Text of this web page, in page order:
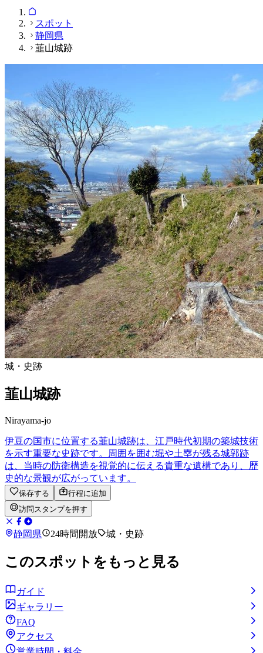
スポット
静岡県
韮山城跡
城・史跡
韮山城跡
Nirayama-jo
伊豆の国市に位置する韮山城跡は、江戸時代初期の築城技術
を示す重要な史跡です。周囲を囲む堀や土塁が残る城郭跡
は、当時の防衛構造を視覚的に伝える貴重な遺構であり、歴
史的な景観が広がっています。
保存する
行程に追加
訪問スタンプを押す
静岡県 24時間開放 城・史跡
このスポットをもっと見る
ガイド
ギャラリー
FAQ
アクセス